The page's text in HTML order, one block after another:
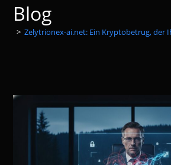
Blog
> Zelytrionex-ai.net: Ein Kryptobetrug, der